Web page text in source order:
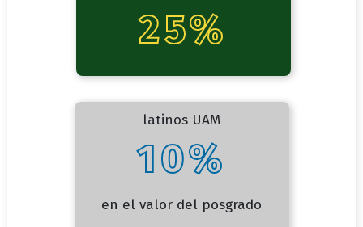
25%
latinos UAM
10%
en el valor del posgrado